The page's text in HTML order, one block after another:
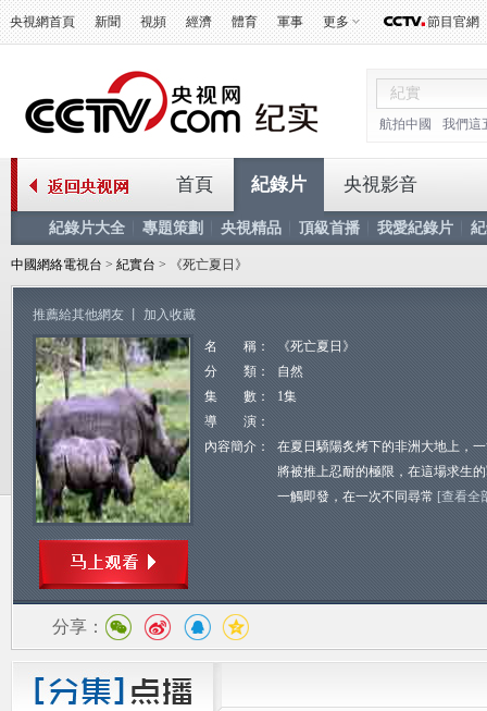
央視網首頁 新聞 視頻 經濟 體育 軍事 更多 節目官網
航拍中國 我們這
首頁 紀錄片
紀錄片大全 專題策劃 央視精品 頂級首播 我愛紀錄片
央視影音
中國網絡電視台 > 紀實台 > 《死亡夏日》
推薦給其他網友 加入收藏
名 稱：
《死亡夏日》
分 類：
自然
集 數：
1集
導 演：
內容簡介：
在夏日驕陽炙烤下的非洲大地上，
將被推上忍耐的極限，在這場求生
一觸即發，在一次不同尋常 [查看全
分享：